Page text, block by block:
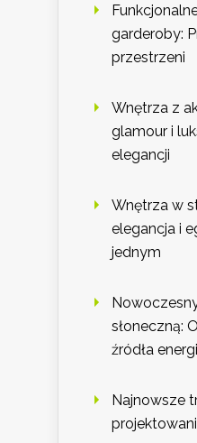
garderoby:
przestrzeni
Wnętrza z
glamour i
elegancji
Wnętrza w
elegancja i
jednym
słoneczną:
źródła
Najnowsze